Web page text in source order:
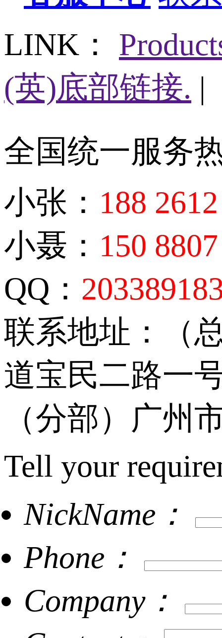
LINK：
(英)底部链接. |
全国统一服务
小张： 188
小聂： 150
QQ：
联系地址：（
道宝民二路一
（分部）广州
Tell your
NickName：
Phone：
Company：